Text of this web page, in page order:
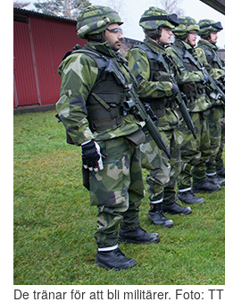
De tränar för att bli militärer. Foto: TT